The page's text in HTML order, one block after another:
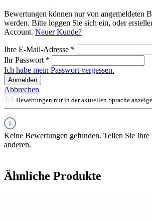
Bewertungen können nur von angemeldeten
werden. Bitte loggen Sie sich ein, oder
Account. Neuer Kunde?
Ihre E-Mail-Adresse *
Ihr Passwort *
Ich habe mein Passwort vergessen.
Anmelden
Abbrechen
Bewertungen nur in der aktuellen Sprache
Keine Bewertungen gefunden. Teilen Sie
anderen.
Ähnliche Produkte